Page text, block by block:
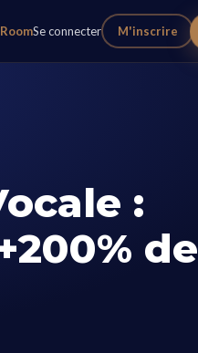
Se connecter M'inscrire
:
de